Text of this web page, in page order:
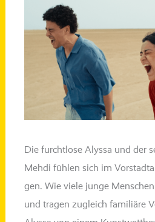
Die furcht­lo­se Alyssa und der
Mehdi füh­len sich im
gen. Wie vie­le jun­ge
und tra­gen zugleich fami­liä­re